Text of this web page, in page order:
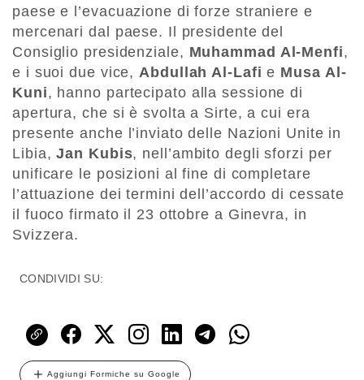
paese e l’evacuazione di forze straniere e
mercenari dal paese. Il presidente del
Consiglio presidenziale, Muhammad Al-Menfi,
e i suoi due vice, Abdullah Al-Lafi e Musa Al-
Kuni, hanno partecipato alla sessione di
apertura, che si è svolta a Sirte, a cui era
presente anche l’inviato delle Nazioni Unite in
Libia,Jan Kubis, nell’ambito degli sforzi per
unificare le posizioni al fine di completare
l’attuazione dei termini dell’accordo di cessate
il fuoco firmato il 23 ottobre a Ginevra, in
Svizzera.
CONDIVIDI SU:
Aggiungi Formiche su Google